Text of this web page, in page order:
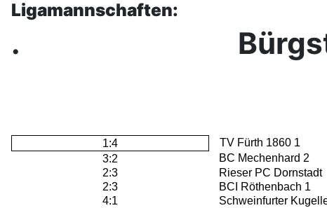
Ligamannschaften:
.
1:4
TV Fürth 1860 1
3:2
BC Mechenhard 2
2:3
Rieser PC Dornstadt
2:3
BCI Röthenbach 1
4:1
Schweinfurter